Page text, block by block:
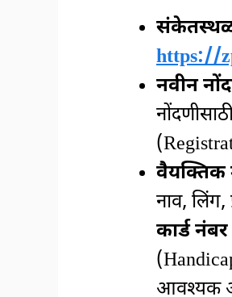
https://
नवीन
वैयक्तिक
नाव, लिंग,
कार्ड नंबर
आवश्यक